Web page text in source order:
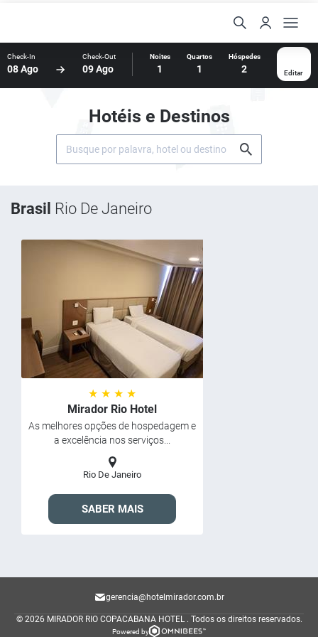
Check-In
08 Ago
Check-Out
09 Ago
Noites
1
Quartos
1
Hóspedes
2 Editar
Hotéis e Destinos
Brasil Rio De Janeiro
★ ★ ★ ★
Mirador Rio Hotel
As melhores opções de hospedagem e
a excelência nos serviços...
Rio De Janeiro
SABER MAIS
gerencia@hotelmirador.com.br
© 2026 MIRADOR RIO COPACABANA HOTEL . Todos os direitos reservados.
Powered by